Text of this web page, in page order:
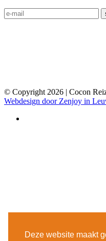
Deze website maakt
© Copyright 2026 | Cocon
Webdesign door Zenjoy in